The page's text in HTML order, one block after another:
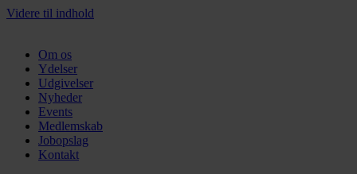
Videre til indhold
Om os
Ydelser
Udgivelser
Nyheder
Events
Medlemskab
Jobopslag
Kontakt